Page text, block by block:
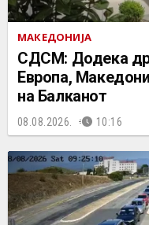
МАКЕДОНИЈА
СДСМ: Додека
Европа,
на Балканот
08.08.2026. 10:16